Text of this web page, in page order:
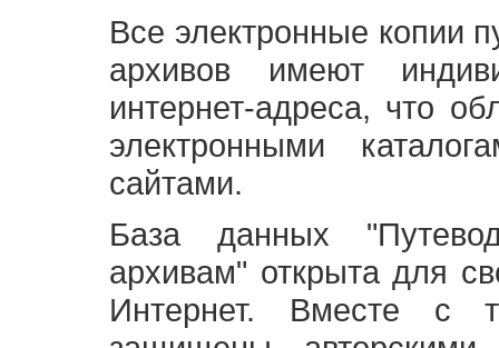
Все электронные копии
архивов имеют
интернет-адреса, что
электронными
сайтами.
База данных
архивам" открыта для
Интернет. Вместе с